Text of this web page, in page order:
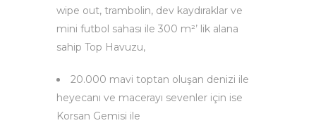
wipe out, trambolin, dev kaydıraklar ve
mini futbol sahası ile 300 m²’ lik alana
sahip Top Havuzu,
20.000 mavi toptan oluşan denizi ile
heyecanı ve macerayı sevenler için ise
Korsan Gemisi ile